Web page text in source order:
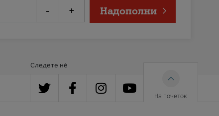
- + Надополни
Следете нè
На почеток